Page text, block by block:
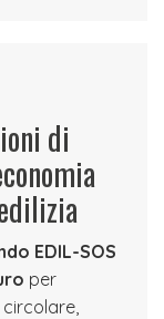
di
EDIL-SOS
per